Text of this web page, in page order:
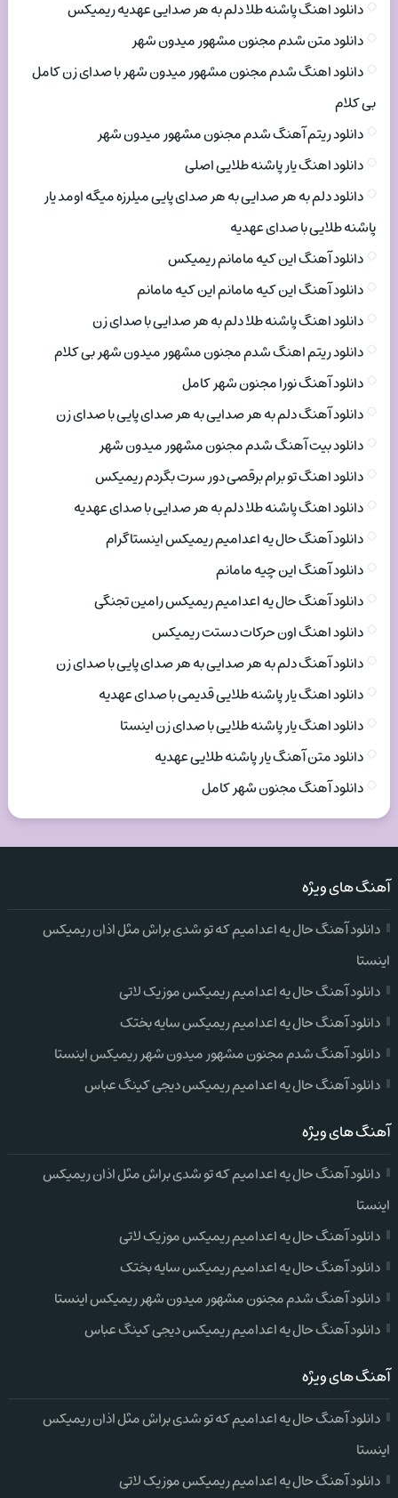
دانلود اهنگ پاشنه طلا دلم به هر صدایی عهدیه ریمیکس
دانلود متن شدم مجنون مشهور میدون شهر
دانلود اهنگ شدم مجنون مشهور میدون شهر با صدای زن کامل
بی کلام
دانلود ریتم آهنگ شدم مجنون مشهور میدون شهر
دانلود اهنگ یار پاشنه طلایی اصلی
دانلود دلم به هر صدایی به هر صدای پایی میلرزه میگه اومد یار
پاشنه طلایی با صدای عهدیه
دانلود آهنگ این کیه مامانم ریمیکس
دانلود آهنگ این کیه مامانم این کیه مامانم
دانلود اهنگ پاشنه طلا دلم به هر صدایی با صدای زن
دانلود ریتم اهنگ شدم مجنون مشهور میدون شهر بی کلام
دانلود آهنگ نورا مجنون شهر کامل
دانلود آهنگ دلم به هر صدایی به هر صدای پایی با صدای زن
دانلود بیت آهنگ شدم مجنون مشهور میدون شهر
دانلود اهنگ تو برام برقصی دور سرت بگردم ریمیکس
دانلود اهنگ پاشنه طلا دلم به هر صدایی با صدای عهدیه
دانلود آهنگ حال یه اعدامیم ریمیکس اینستاگرام
دانلود آهنگ این چیه مامانم
دانلود آهنگ حال یه اعدامیم ریمیکس رامین تجنگی
دانلود اهنگ اون حرکات دستت ریمیکس
دانلود آهنگ دلم به هر صدایی به هر صدای پایی با صدای زن
دانلود اهنگ یار پاشنه طلایی قدیمی با صدای عهدیه
دانلود اهنگ یار پاشنه طلایی با صدای زن اینستا
دانلود متن آهنگ یار پاشنه طلایی عهدیه
دانلود آهنگ مجنون شهر کامل
آهنگ های ویژه
دانلود آهنگ حال یه اعدامیم که تو شدی براش مثل اذان ریمیکس
اینستا
دانلود آهنگ حال یه اعدامیم ریمیکس موزیک لاتی
دانلود آهنگ حال یه اعدامیم ریمیکس سایه بختک
دانلود آهنگ شدم مجنون مشهور میدون شهر ریمیکس اینستا
دانلود آهنگ حال یه اعدامیم ریمیکس دیجی کینگ عباس
آهنگ های ویژه
دانلود آهنگ حال یه اعدامیم که تو شدی براش مثل اذان ریمیکس
اینستا
دانلود آهنگ حال یه اعدامیم ریمیکس موزیک لاتی
دانلود آهنگ حال یه اعدامیم ریمیکس سایه بختک
دانلود آهنگ شدم مجنون مشهور میدون شهر ریمیکس اینستا
دانلود آهنگ حال یه اعدامیم ریمیکس دیجی کینگ عباس
آهنگ های ویژه
دانلود آهنگ حال یه اعدامیم که تو شدی براش مثل اذان ریمیکس
اینستا
دانلود آهنگ حال یه اعدامیم ریمیکس موزیک لاتی